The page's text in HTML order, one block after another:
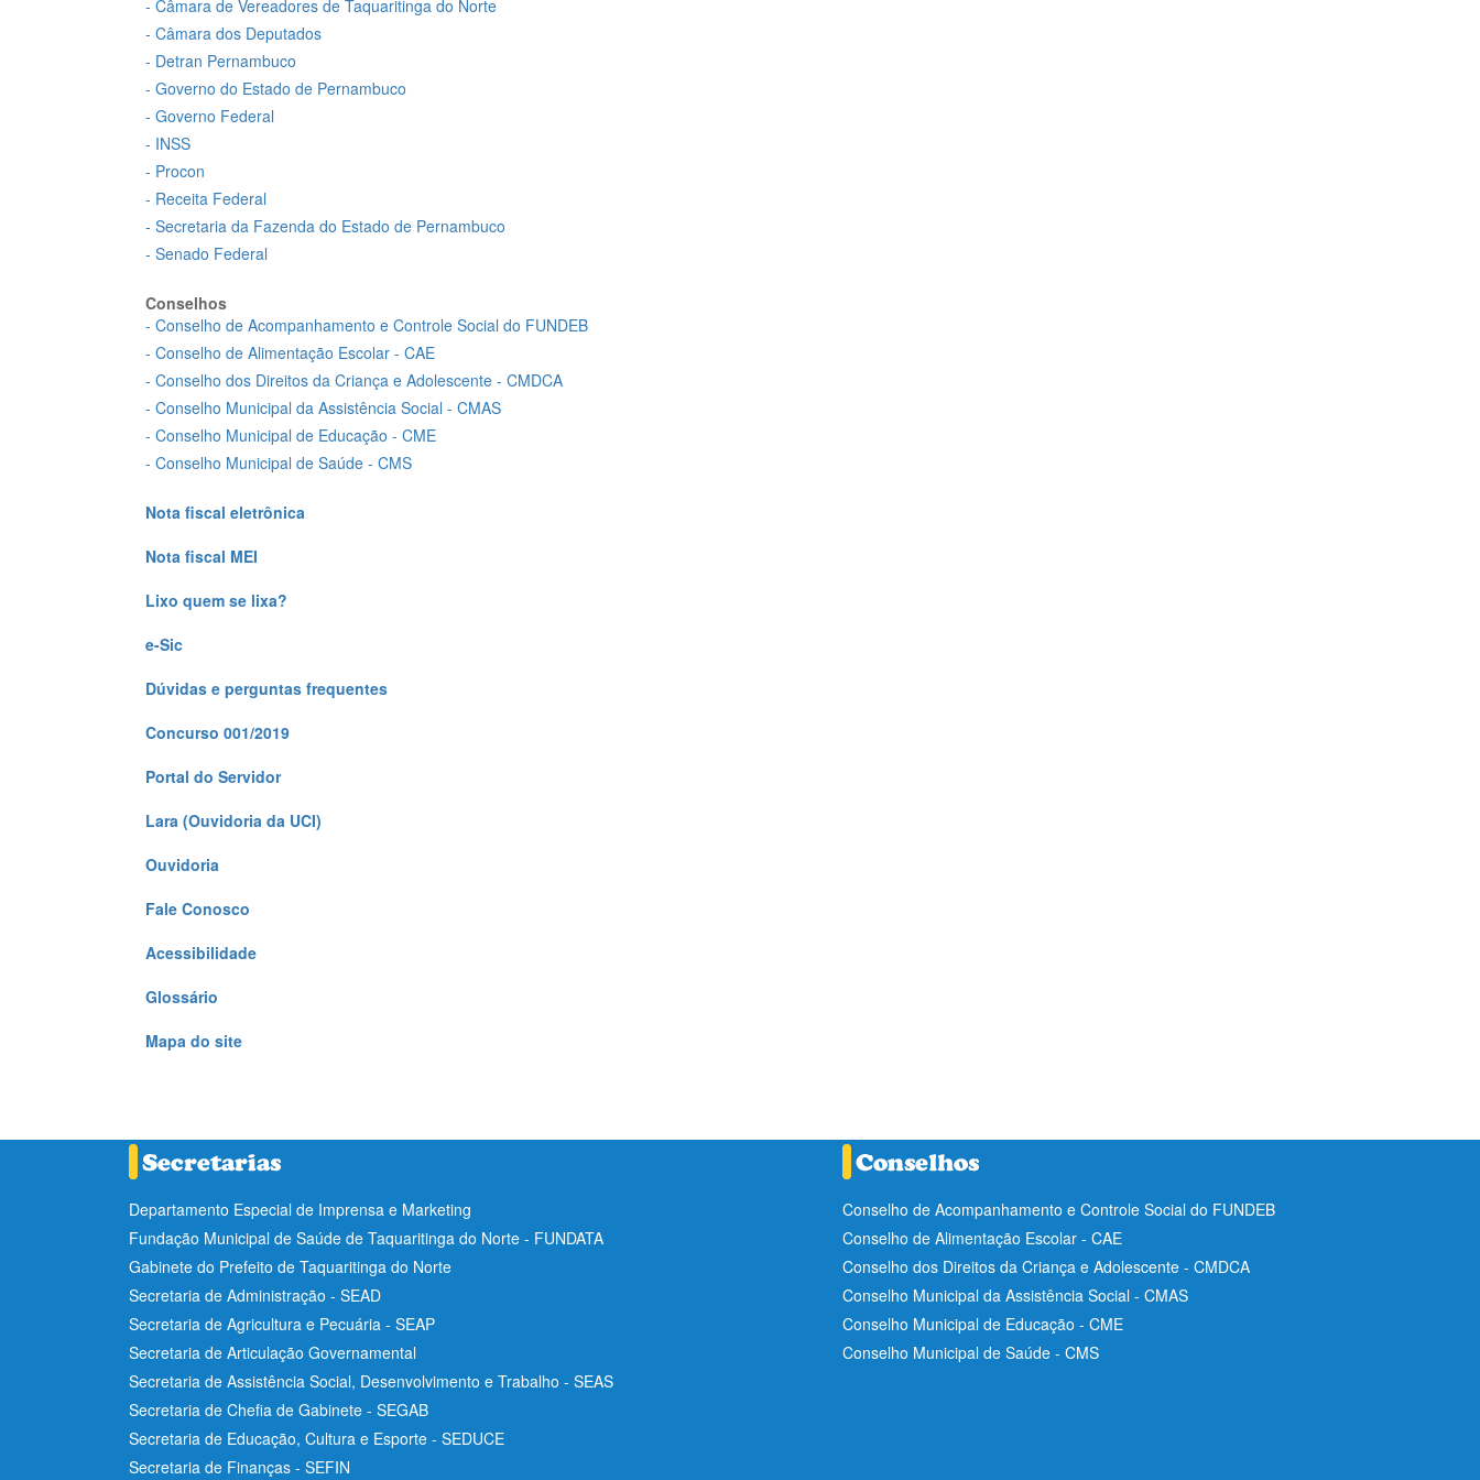
- Câmara de Vereadores de Taquaritinga do Norte
- Câmara dos Deputados
- Detran Pernambuco
- Governo do Estado de Pernambuco
- Governo Federal
- INSS
- Procon
- Receita Federal
- Secretaria da Fazenda do Estado de Pernambuco
- Senado Federal
Conselhos
- Conselho de Acompanhamento e Controle Social do FUNDEB
- Conselho de Alimentação Escolar - CAE
- Conselho dos Direitos da Criança e Adolescente - CMDCA
- Conselho Municipal da Assistência Social - CMAS
- Conselho Municipal de Educação - CME
- Conselho Municipal de Saúde - CMS
Nota fiscal eletrônica
Nota fiscal MEI
Lixo quem se lixa?
e-Sic
Dúvidas e perguntas frequentes
Concurso 001/2019
Portal do Servidor
Lara (Ouvidoria da UCI)
Ouvidoria
Fale Conosco
Acessibilidade
Glossário
Mapa do site
Departamento Especial de Imprensa e Marketing
Fundação Municipal de Saúde de Taquaritinga do Norte - FUNDATA
Gabinete do Prefeito de Taquaritinga do Norte
Secretaria de Administração - SEAD
Secretaria de Agricultura e Pecuária - SEAP
Secretaria de Articulação Governamental
Secretaria de Assistência Social, Desenvolvimento e Trabalho - SEAS
Secretaria de Chefia de Gabinete - SEGAB
Secretaria de Educação, Cultura e Esporte - SEDUCE
Secretaria de Finanças - SEFIN
Conselho de Acompanhamento e Controle Social do FUNDEB
Conselho de Alimentação Escolar - CAE
Conselho dos Direitos da Criança e Adolescente - CMDCA
Conselho Municipal da Assistência Social - CMAS
Conselho Municipal de Educação - CME
Conselho Municipal de Saúde - CMS